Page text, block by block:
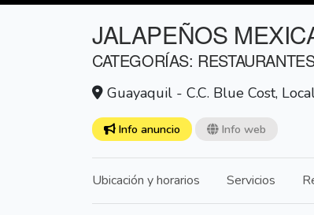
JALAPEÑOS
CATEGORÍAS:
Guayaquil - C.C. Blue Cost,
Info anuncio Info web
Ubicación y horarios Servicios